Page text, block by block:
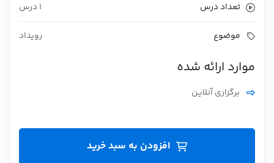
تعداد درس 1 درس
موضوع رویداد
موارد ارائه شده
برگزاری آنلاین
افزودن به سبد خرید